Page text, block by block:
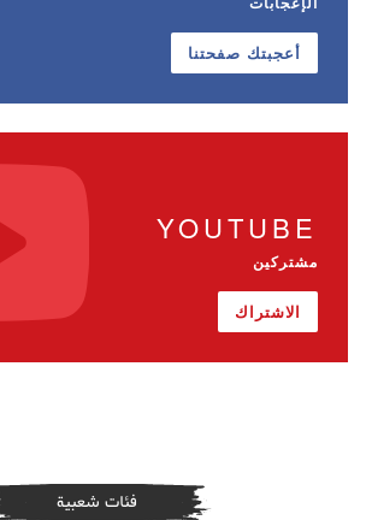
أعجبتك صفحتنا
YOUTUBE
مشتركين
الاشتراك
فئات شعبية